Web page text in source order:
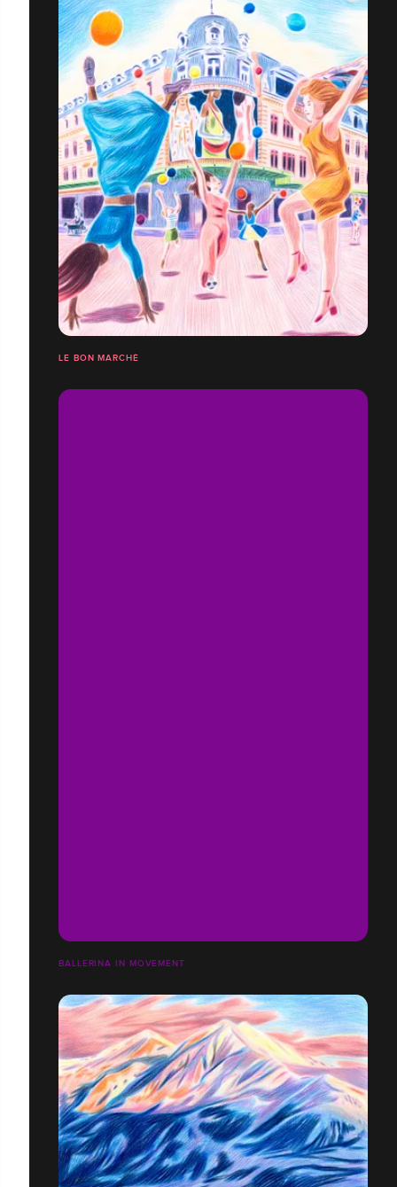
LE BON MARCHÉ
BALLERINA IN MOVEMENT